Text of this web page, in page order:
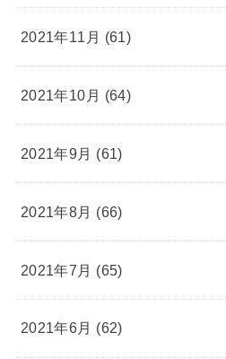
2021年11月 (61)
2021年10月 (64)
2021年9月 (61)
2021年8月 (66)
2021年7月 (65)
2021年6月 (62)